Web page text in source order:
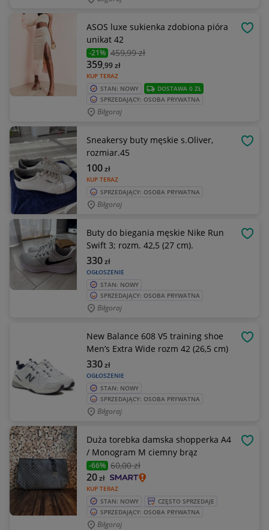
ASOS luxe sukienka zdobiona pióra
unikat 42
-21% 459,99 zł
KUP TERAZ
359,99zł
STAN: NOWY
DOSTAWA 0 ZŁ
SPRZEDAJĄCY: OSOBA PRYWATNA
Biłgoraj
Sneakersy buty męskie s.Oliver,
rozmiar.45
KUP TERAZ
100zł
SPRZEDAJĄCY: OSOBA PRYWATNA
Biłgoraj
Buty do biegania męskie Nike Run
Swift 3; rozm. 42,5 (27 cm).
OGŁOSZENIE
330zł
STAN: NOWY
SPRZEDAJĄCY: OSOBA PRYWATNA
Biłgoraj
New Balance 608 V5 training shoe
Men’s Extra Wide rozm 42 (26,5 cm)
OGŁOSZENIE
330zł
STAN: NOWY
SPRZEDAJĄCY: OSOBA PRYWATNA
Biłgoraj
Duża torebka damska shopperka A4
/ Monogram M ciemny brąz
-66% 60,00 zł
KUP TERAZ
20zł
STAN: NOWY
CZĘSTO SPRZEDAJE
SPRZEDAJĄCY: OSOBA PRYWATNA
Biłgoraj